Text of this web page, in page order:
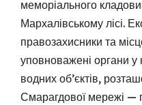
меморіального
Мархалівському лісі.
правозахисники та
уповноважені органи
водних об’єктів,
Смарагдової мережі —